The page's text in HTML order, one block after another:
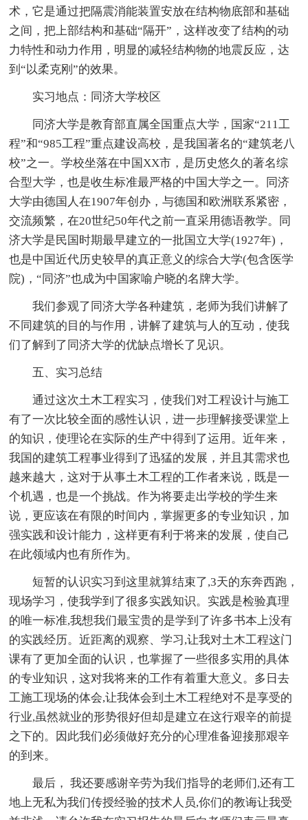
术，它是通过把隔震消能装置安放在结构物底部和基础
之间，把上部结构和基础“隔开”，这样改变了结构的动
力特性和动力作用，明显的减轻结构物的地震反应，达
到“以柔克刚”的效果。
实习地点：同济大学校区
同济大学是教育部直属全国重点大学，国家“211工
程”和“985工程”重点建设高校，是我国著名的“建筑老八
校”之一。学校坐落在中国XX市，是历史悠久的著名综
合型大学，也是收生标准最严格的中国大学之一。同济
大学由德国人在1907年创办，与德国和欧洲联系紧密，
交流频繁，在20世纪50年代之前一直采用德语教学。同
济大学是民国时期最早建立的一批国立大学(1927年)，
也是中国近代历史较早的真正意义的综合大学(包含医学
院)，“同济”也成为中国家喻户晓的名牌大学。
我们参观了同济大学各种建筑，老师为我们讲解了
不同建筑的目的与作用，讲解了建筑与人的互动，使我
们了解到了同济大学的优缺点增长了见识。
五、实习总结
通过这次土木工程实习，使我们对工程设计与施工
有了一次比较全面的感性认识，进一步理解接受课堂上
的知识，使理论在实际的生产中得到了运用。近年来，
我国的建筑工程事业得到了迅猛的发展，并且其需求也
越来越大，这对于从事土木工程的工作者来说，既是一
个机遇，也是一个挑战。作为将要走出学校的学生来
说，更应该在有限的时间内，掌握更多的专业知识，加
强实践和设计能力，这样更有利于将来的发展，使自己
在此领域内也有所作为。
短暂的认识实习到这里就算结束了,3天的东奔西跑，
现场学习，使我学到了很多实践知识。实践是检验真理
的唯一标准,我想我们最宝贵的是学到了许多书本上没有
的实践经历。近距离的观察、学习,让我对土木工程这门
课有了更加全面的认识，也掌握了一些很多实用的具体
的专业知识，这对我将来的工作有着重大意义。多日去
工施工现场的体会,让我体会到土木工程绝对不是享受的
行业,虽然就业的形势很好但却是建立在这行艰辛的前提
之下的。因此我们必须做好充分的心理准备迎接那艰辛
的到来。
最后， 我还要感谢辛劳为我们指导的老师们,还有工
地上无私为我们传授经验的技术人员,你们的教诲让我受